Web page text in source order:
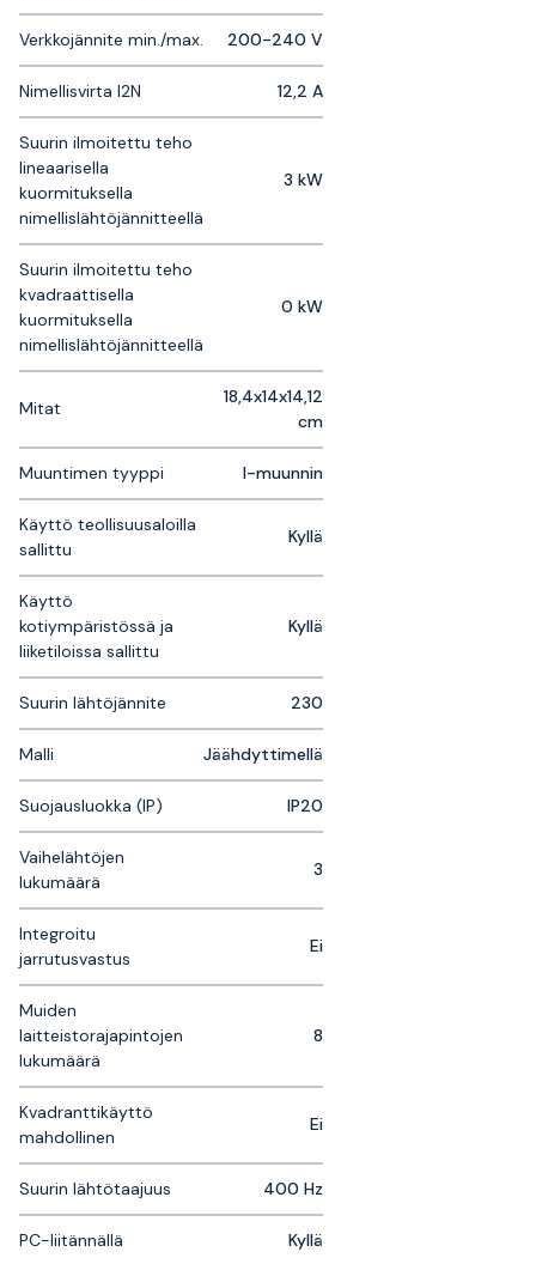
Verkkojännite min./max. 200-240 V
Nimellisvirta I2N 12,2 A
Suurin ilmoitettu teho
lineaarisella
kuormituksella
nimellislähtöjännitteellä
3 kW
Suurin ilmoitettu teho
kvadraattisella
kuormituksella
nimellislähtöjännitteellä
0 kW
Mitat
18,4x14x14,12
cm
Muuntimen tyyppi I-muunnin
Käyttö teollisuusaloilla
sallittu
Kyllä
Käyttö
kotiympäristössä ja
liiketiloissa sallittu
Kyllä
Suurin lähtöjännite 230
Malli Jäähdyttimellä
Suojausluokka (IP) IP20
Vaihelähtöjen
lukumäärä
3
Integroitu
jarrutusvastus
Ei
Muiden
laitteistorajapintojen
lukumäärä
8
Kvadranttikäyttö
mahdollinen
Ei
Suurin lähtötaajuus 400 Hz
PC-liitännällä Kyllä